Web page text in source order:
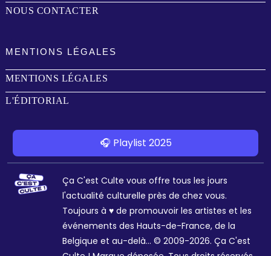
NOUS CONTACTER
MENTIONS LÉGALES
MENTIONS LÉGALES
L'ÉDITORIAL
🎧 Playlist 2025
Ça C'est Culte vous offre tous les jours
l'actualité culturelle près de chez vous.
Toujours à ♥ de promouvoir les artistes et les
événements des Hauts-de-France, de la
Belgique et au-delà... © 2009-2026. Ça C'est